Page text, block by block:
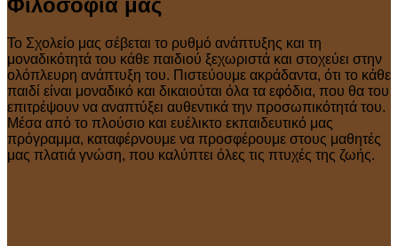
Το Σχολείο μας σέβεται το ρυθμό ανάπτυξης και τη
μοναδικότητά του κάθε παιδιού ξεχωριστά και στοχεύει στην
ολόπλευρη ανάπτυξη του. Πιστεύουμε ακράδαντα, ότι το κάθε
παιδί είναι μοναδικό και δικαιούται όλα τα εφόδια, που θα του
επιτρέψουν να αναπτύξει αυθεντικά την προσωπικότητά του.
Μέσα από το πλούσιο και ευέλικτο εκπαιδευτικό μας
πρόγραμμα, καταφέρνουμε να προσφέρουμε στους μαθητές
μας πλατιά γνώση, που καλύπτει όλες τις πτυχές της ζωής.